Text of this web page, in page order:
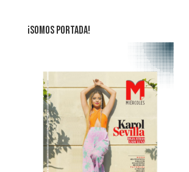
¡SOMOS PORTADA!